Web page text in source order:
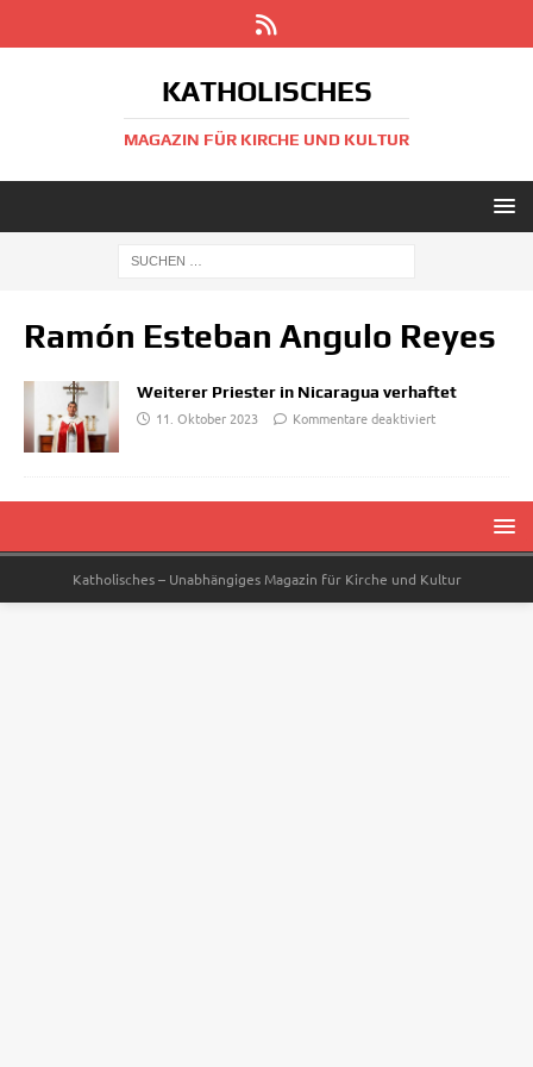
KATHOLISCHES
MAGAZIN FÜR KIRCHE UND KULTUR
Ramón Esteban Angulo Reyes
Weiterer Priester in Nicaragua verhaftet
11. Oktober 2023
Kommentare deaktiviert
Katholisches – Unabhängiges Magazin für Kirche und Kultur